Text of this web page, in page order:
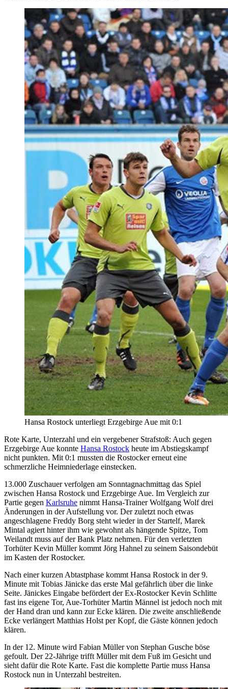
Hansa Rostock unterliegt Erzgebirge Aue mit 0:1
Rote Karte, Unterzahl und ein vergebener Strafstoß: Auch gegen
Erzgebirge Aue konnte Hansa Rostock heute im Abstiegskampf
nicht punkten. Mit 0:1 mussten die Rostocker erneut eine
schmerzliche Heimniederlage einstecken.
13.000 Zuschauer verfolgen am Sonntagnachmittag das Spiel
zwischen Hansa Rostock und Erzgebirge Aue. Im Vergleich zur
Partie gegen Karlsruhe nimmt Hansa-Trainer Wolfgang Wolf drei
Änderungen in der Aufstellung vor. Der zuletzt noch etwas
angeschlagene Freddy Borg steht wieder in der Startelf, Marek
Mintal agiert hinter ihm wie gewohnt als hängende Spitze, Tom
Weilandt muss auf der Bank Platz nehmen. Für den verletzten
Torhüter Kevin Müller kommt Jörg Hahnel zu seinem Saisondebüt
im Kasten der Rostocker.
Nach einer kurzen Abtastphase kommt Hansa Rostock in der 9.
Minute mit Tobias Jänicke das erste Mal gefährlich über die linke
Seite. Jänickes Eingabe befördert der Ex-Rostocker Kevin Schlitte
fast ins eigene Tor, Aue-Torhüter Martin Männel ist jedoch noch mit
der Hand dran und kann zur Ecke klären. Die zweite anschließende
Ecke verlängert Matthias Holst per Kopf, die Gäste können jedoch
klären.
In der 12. Minute wird Fabian Müller von Stephan Gusche böse
gefoult. Der 22-Jährige trifft Müller mit dem Fuß im Gesicht und
sieht dafür die Rote Karte. Fast die komplette Partie muss Hansa
Rostock nun in Unterzahl bestreiten.